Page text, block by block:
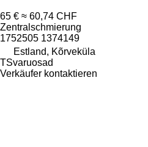
65 € ≈ 60,74 CHF
Zentralschmierung
1752505 1374149
Estland, Kõrveküla
TSvaruosad
Verkäufer kontaktieren